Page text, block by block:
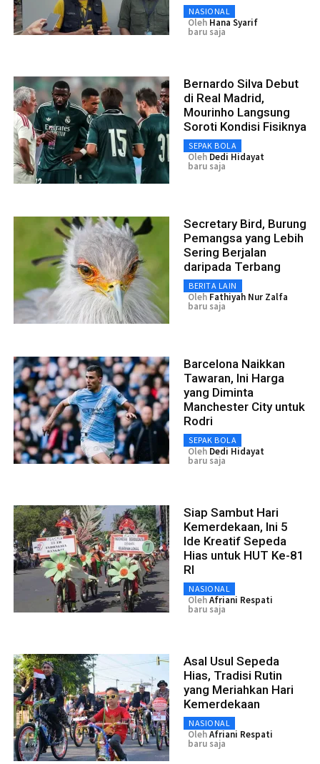
NASIONAL
Oleh Hana Syarif
baru saja
Bernardo Silva Debut
di Real Madrid,
Mourinho Langsung
Soroti Kondisi Fisiknya
SEPAK BOLA
Oleh Dedi Hidayat
baru saja
Secretary Bird, Burung
Pemangsa yang Lebih
Sering Berjalan
daripada Terbang
BERITA LAIN
Oleh Fathiyah Nur Zalfa
baru saja
Barcelona Naikkan
Tawaran, Ini Harga
yang Diminta
Manchester City untuk
Rodri
SEPAK BOLA
Oleh Dedi Hidayat
baru saja
Siap Sambut Hari
Kemerdekaan, Ini 5
Ide Kreatif Sepeda
Hias untuk HUT Ke-81
RI
NASIONAL
OlehAfriani Respati
baru saja
Asal Usul Sepeda
Hias, Tradisi Rutin
yang Meriahkan Hari
Kemerdekaan
NASIONAL
OlehAfriani Respati
baru saja